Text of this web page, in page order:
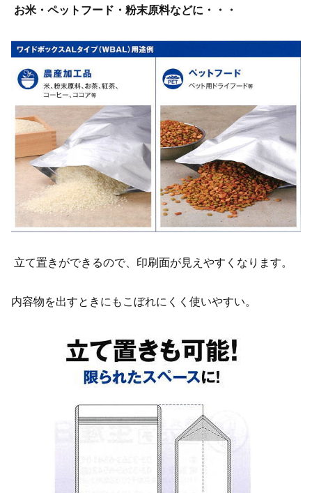
お米・ペットフード・粉末原料などに・・・
立て置きができるので、印刷面が見えやすくなります。
内容物を出すときにもこぼれにくく使いやすい。